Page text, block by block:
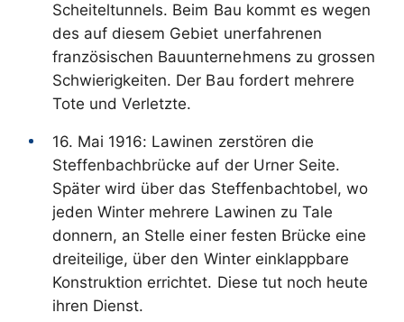
Scheiteltunnels. Beim Bau kommt es wegen
des auf diesem Gebiet unerfahrenen
französischen Bauunternehmens zu grossen
Schwierigkeiten. Der Bau fordert mehrere
Tote und Verletzte.
16. Mai 1916: Lawinen zerstören die
Steffenbachbrücke auf der Urner Seite.
Später wird über das Steffenbachtobel, wo
jeden Winter mehrere Lawinen zu Tale
donnern, an Stelle einer festen Brücke eine
dreiteilige, über den Winter einklappbare
Konstruktion errichtet. Diese tut noch heute
ihren Dienst.